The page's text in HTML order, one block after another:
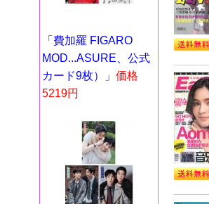
「費加羅 FIGARO
MOD...ASURE、公式
カード9枚）」 価格
5219円